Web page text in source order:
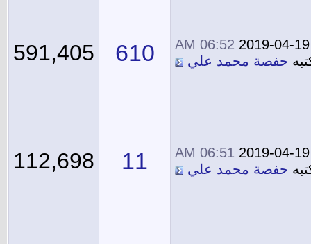
2019-04-19
06:52 AM
حفصة محمد علي 610
591,405
2019-04-19
06:51 AM
حفصة محمد علي 11
112,698